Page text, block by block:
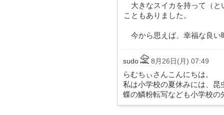
大きなスイカを持って（と
こともありました。
今から思えば、幸福な良い
sudo 8月26日(月) 07:49
らむちぃさんこんにちは。
私は小学校の夏休みには、
蝶の鱗粉転写なども小学校